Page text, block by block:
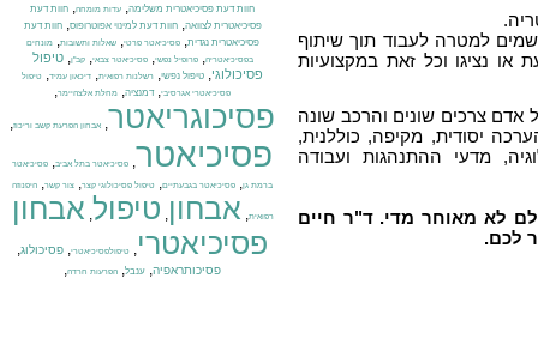
למטרה לעבוד תוך שיתוף
נציגו וכל זאת במקצועיות
צרכים שונים והרכב שונה
יסודית, מקיפה, כוללנית,
מדעי ההתנהגות ועבודה
לא מאוחר מדי. ד"ר חיים
לכם.
חוות דעת פסיכיאטרית משלימה, עדות מומחה, חוות דעת
פסיכיאטרית לצוואה,חוות דעת למינוי אפוטרופוס,חוות דעת
פסיכיאטרית נגדית,פסיכיאטר פרטי,שאלות ותשובות,מונחים
בפסיכיאטריה,פרופיל נפשי,פסיכיאטר צבאי,קב"ן,טיפול
פסיכולוגי, טיפול נפשי, רשלנות רפואית, דיכאון עמיד, טיפול
פסיכיאטרי אגרסיבי,דמנציה, מחלת אלצהיימר,
פסיכוגריאטר, אבחון הפרעת קשב וריכוז,
פסיכיאטר, פסיכיאטר בתל אביב, פסיכיאטר
ברמת גן, פסיכיאטר בגבעתיים, טיפול פסיכולוגי קצר, צור קשר, היפנוזה
רפואית, אבחון, טיפול, אבחון
פסיכיאטרי, טיפולפסיכיאטרי, פסיכולוג,
פסיכותראפיה, ענבל, הפרעות חרדה,